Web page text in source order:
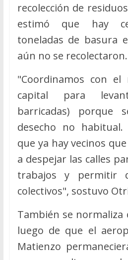
recolección de
estimó que hay
toneladas de basura
aún no se recolectaron.
"Coordinamos con
capital para
barricadas) porque
desecho no habitual.
que ya hay vecinos
a despejar las calles
trabajos y permitir
colectivos", sostuvo
También se normaliza
luego de que el
Matienzo